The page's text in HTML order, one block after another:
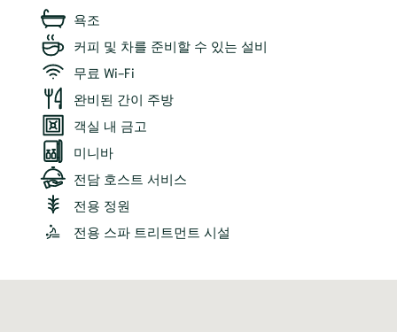
욕조
커피 및 차를 준비할 수 있는 설비
무료 Wi-Fi
완비된 간이 주방
객실 내 금고
미니바
전담 호스트 서비스
전용 정원
전용 스파 트리트먼트 시설